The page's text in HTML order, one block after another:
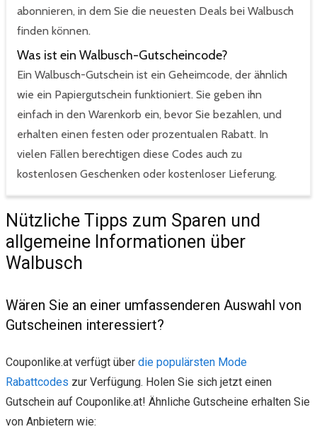
abonnieren, in dem Sie die neuesten Deals bei Walbusch
finden können.
Was ist ein Walbusch-Gutscheincode?
Ein Walbusch-Gutschein ist ein Geheimcode, der ähnlich
wie ein Papiergutschein funktioniert. Sie geben ihn
einfach in den Warenkorb ein, bevor Sie bezahlen, und
erhalten einen festen oder prozentualen Rabatt. In
vielen Fällen berechtigen diese Codes auch zu
kostenlosen Geschenken oder kostenloser Lieferung.
Nützliche Tipps zum Sparen und
allgemeine Informationen über
Walbusch
Wären Sie an einer umfassenderen Auswahl von
Gutscheinen interessiert?
Couponlike.at verfügt über die populärsten Mode
Rabattcodes zur Verfügung. Holen Sie sich jetzt einen
Gutschein auf Couponlike.at! Ähnliche Gutscheine erhalten Sie
von Anbietern wie: